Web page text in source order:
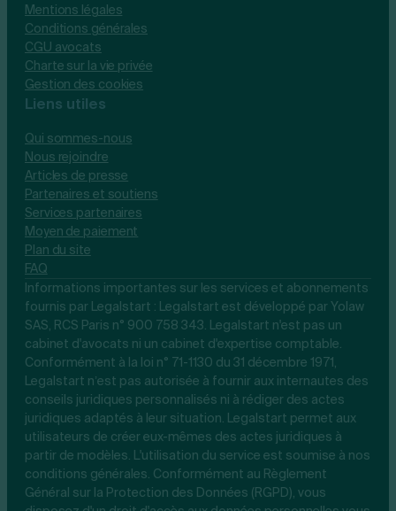
Mentions légales
Conditions générales
CGU avocats
Charte sur la vie privée
Gestion des cookies
Liens utiles
Qui sommes-nous
Nous rejoindre
Articles de presse
Partenaires et soutiens
Services partenaires
Moyen de paiement
Plan du site
FAQ
Informations importantes sur les services et abonnements
fournis par Legalstart : Legalstart est développé par Yolaw
SAS, RCS Paris n° 900 758 343. Legalstart n'est pas un
cabinet d'avocats ni un cabinet d'expertise comptable.
Conformément à la loi n° 71-1130 du 31 décembre 1971,
Legalstart n’est pas autorisée à fournir aux internautes des
conseils juridiques personnalisés ni à rédiger des actes
juridiques adaptés à leur situation. Legalstart permet aux
utilisateurs de créer eux-mêmes des actes juridiques à
partir de modèles. L'utilisation du service est soumise à nos
conditions générales. Conformément au Règlement
Général sur la Protection des Données (RGPD), vous